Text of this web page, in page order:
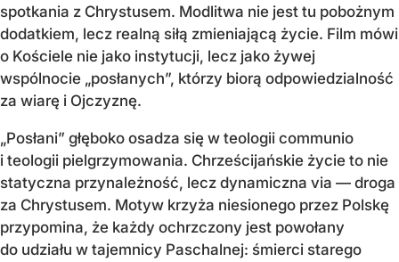
spotkania z Chrystusem. Modlitwa nie jest tu pobożnym
dodatkiem, lecz realną siłą zmieniającą życie. Film mówi
o Kościele nie jako instytucji, lecz jako żywej
wspólnocie „posłanych”, którzy biorą odpowiedzialność
za wiarę i Ojczyznę.
„Posłani” głęboko osadza się w teologii communio
i teologii pielgrzymowania. Chrześcijańskie życie to nie
statyczna przynależność, lecz dynamiczna via — droga
za Chrystusem. Motyw krzyża niesionego przez Polskę
przypomina, że każdy ochrzczony jest powołany
do udziału w tajemnicy Paschalnej: śmierci starego